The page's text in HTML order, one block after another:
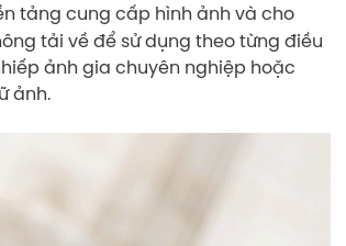
tảng cung cấp hình ảnh và cho
tải về để sử dụng theo từng điều
ảnh gia chuyên nghiệp hoặc
ảnh.